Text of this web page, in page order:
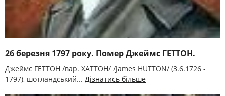
26 березня 1797 року. Помер Джеймс ГЕТТОН.
Джеймс ГЕТТОН /вар. ХАТТОН/ /James HUTTON/ (3.6.1726 -
1797), шотландський... Дізнатись більше